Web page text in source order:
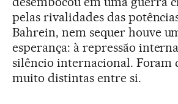
pelas rivalidades das
Bahrein, nem sequer houve
esperança: à repressão
silêncio internacional. Foram
muito distintas entre si.